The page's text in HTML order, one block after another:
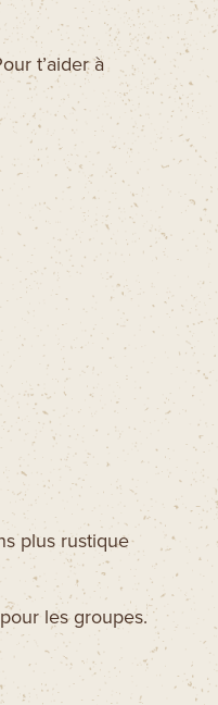
t’aider à
plus rustique
les groupes.